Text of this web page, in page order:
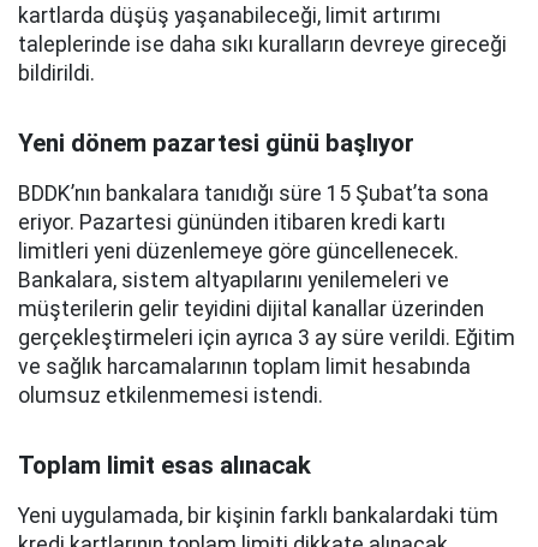
kartlarda düşüş yaşanabileceği, limit artırımı
taleplerinde ise daha sıkı kuralların devreye gireceği
bildirildi.
Yeni dönem pazartesi günü başlıyor
BDDK’nın bankalara tanıdığı süre 15 Şubat’ta sona
eriyor. Pazartesi gününden itibaren kredi kartı
limitleri yeni düzenlemeye göre güncellenecek.
Bankalara, sistem altyapılarını yenilemeleri ve
müşterilerin gelir teyidini dijital kanallar üzerinden
gerçekleştirmeleri için ayrıca 3 ay süre verildi. Eğitim
ve sağlık harcamalarının toplam limit hesabında
olumsuz etkilenmemesi istendi.
Toplam limit esas alınacak
Yeni uygulamada, bir kişinin farklı bankalardaki tüm